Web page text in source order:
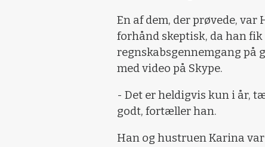
En af dem, der prøvede, var
forhånd skeptisk, da han
regnskabsgennemgang på
med video på Skype.
- Det er heldigvis kun i år,
godt, fortæller han.
Han og hustruen Karina